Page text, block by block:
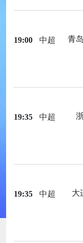
19:00 中超 青
19:35 中超
19:35 中超 大